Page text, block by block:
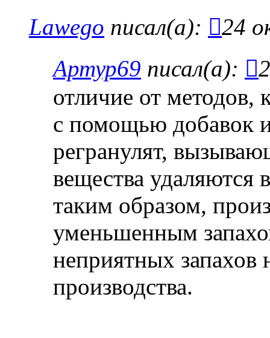
Lawego писал(а):
24
Артур69 писал(а):
отличие от методов,
с помощью добавок
регранулят,
вещества удаляются
таким образом,
уменьшенным
неприятных
производства.